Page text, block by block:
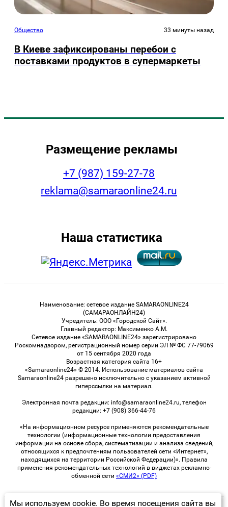
Общество 33 минуты назад
В Киеве зафиксированы перебои с
поставками продуктов в супермаркеты
Размещение рекламы
+7 (987) 159-27-78
reklama@samaraonline24.ru
Наша статистика
Наименование: сетевое издание SAMARAONLINE24
(САМАРАОНЛАЙН24)
Учредитель: ООО «Городской Сайт».
Главный редактор: Максименко А.М.
Сетевое издание «SAMARAONLINE24» зарегистрировано
Роскомнадзором, регистрационный номер серии ЭЛ № ФС 77-79069
от 15 сентября 2020 года
Возрастная категория сайта 16+
«Samaraonline24» © 2014. Использование материалов сайта
Samaraonline24 разрешено исключительно с указанием активной
гиперссылки на материал.
Электронная почта редакции: info@samaraonline24.ru, телефон
редакции: +7 (908) 366-44-76
«На информационном ресурсе применяются рекомендательные
технологии (информационные технологии предоставления
информации на основе сбора, систематизации и анализа сведений,
относящихся к предпочтениям пользователей сети «Интернет»,
находящихся на территории Российской Федерации)». Правила
применения рекомендательных технологий в виджетах рекламно-
обменной сети «СМИ2» (PDF)
Мы используем cookie. Во время посещения сайта вы